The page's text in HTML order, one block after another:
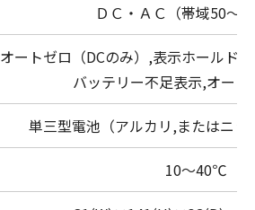
ＤＣ・ＡＣ（帯域50～
オートゼロ（DCのみ） ,表示ホールド
バッテリー不足表示,オート
単三型電池（アルカリ,またはニッ
10～40℃